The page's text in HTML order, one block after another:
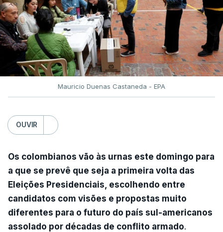
Mauricio Duenas Castaneda - EPA
OUVIR
Os colombianos vão às urnas este domingo para
a que se prevê que seja a primeira volta das
Eleições Presidenciais, escolhendo entre
candidatos com visões e propostas muito
diferentes para o futuro do país sul-americanos
assolado por décadas de conflito armado.